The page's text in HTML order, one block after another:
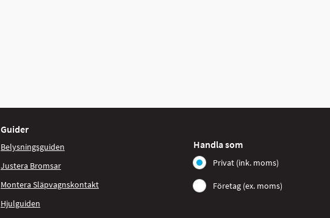
Guider
Belysningsguiden
Justera Bromsar
Montera Släpvagnskontakt
Hjulguiden
Handla som
Privat (ink. moms)
Företag (ex. moms)